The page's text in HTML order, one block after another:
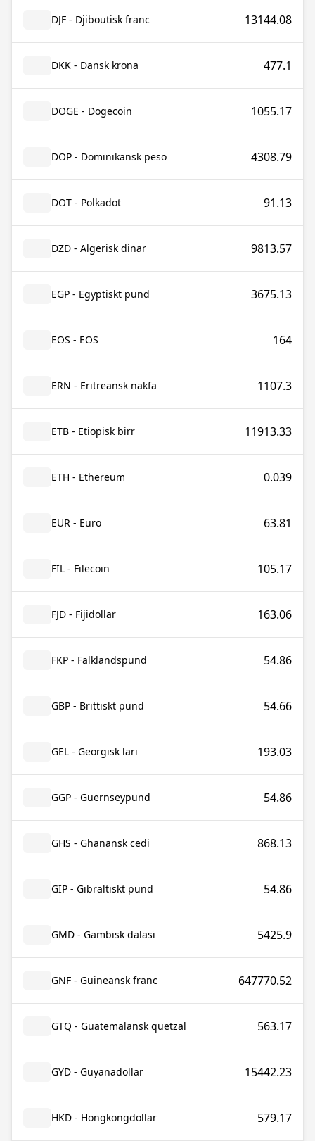
DJF - Djiboutisk franc 13144.08
DKK - Dansk krona 477.1
DOGE - Dogecoin 1055.17
DOP - Dominikansk peso 4308.79
DOT - Polkadot 91.13
DZD - Algerisk dinar 9813.57
EGP - Egyptiskt pund 3675.13
EOS - EOS 164
ERN - Eritreansk nakfa 1107.3
ETB - Etiopisk birr 11913.33
ETH - Ethereum 0.039
EUR - Euro 63.81
FIL - Filecoin 105.17
FJD - Fijidollar 163.06
FKP - Falklandspund 54.86
GBP - Brittiskt pund 54.66
GEL - Georgisk lari 193.03
GGP - Guernseypund 54.86
GHS - Ghanansk cedi 868.13
GIP - Gibraltiskt pund 54.86
GMD - Gambisk dalasi 5425.9
GNF - Guineansk franc 647770.52
GTQ - Guatemalansk quetzal 563.17
GYD - Guyanadollar 15442.23
HKD - Hongkongdollar 579.17